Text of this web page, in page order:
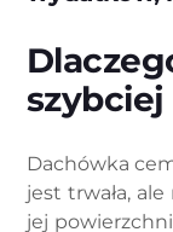
Dachówka
jest trwała,
jej